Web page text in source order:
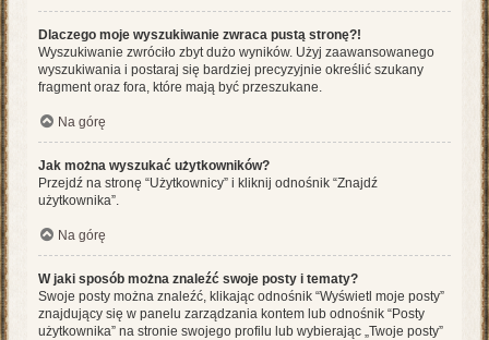
Dlaczego moje wyszukiwanie zwraca pustą stronę?!
Wyszukiwanie zwróciło zbyt dużo wyników. Użyj zaawansowanego
wyszukiwania i postaraj się bardziej precyzyjnie określić szukany
fragment oraz fora, które mają być przeszukane.
Na górę
Jak można wyszukać użytkowników?
Przejdź na stronę “Użytkownicy” i kliknij odnośnik “Znajdź
użytkownika”.
Na górę
W jaki sposób można znaleźć swoje posty i tematy?
Swoje posty można znaleźć, klikając odnośnik “Wyświetl moje posty”
znajdujący się w panelu zarządzania kontem lub odnośnik “Posty
użytkownika” na stronie swojego profilu lub wybierając „Twoje posty”